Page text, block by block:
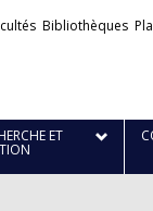
Bibliothèques
ET